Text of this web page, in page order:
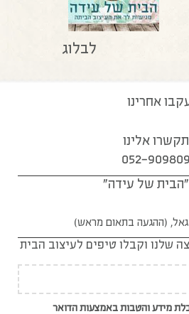
לבלוג
אחרינו
אלינו
052-
"הבית של עידה"
שלנו וקבלו טיפים לעיצוב הבית
מידע והטבות באמצעות הדואר